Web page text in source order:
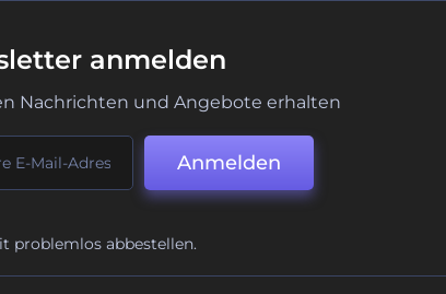
anmelden
Nachrichten und Angebote erhalten
Anmelden
problemlos abbestellen.